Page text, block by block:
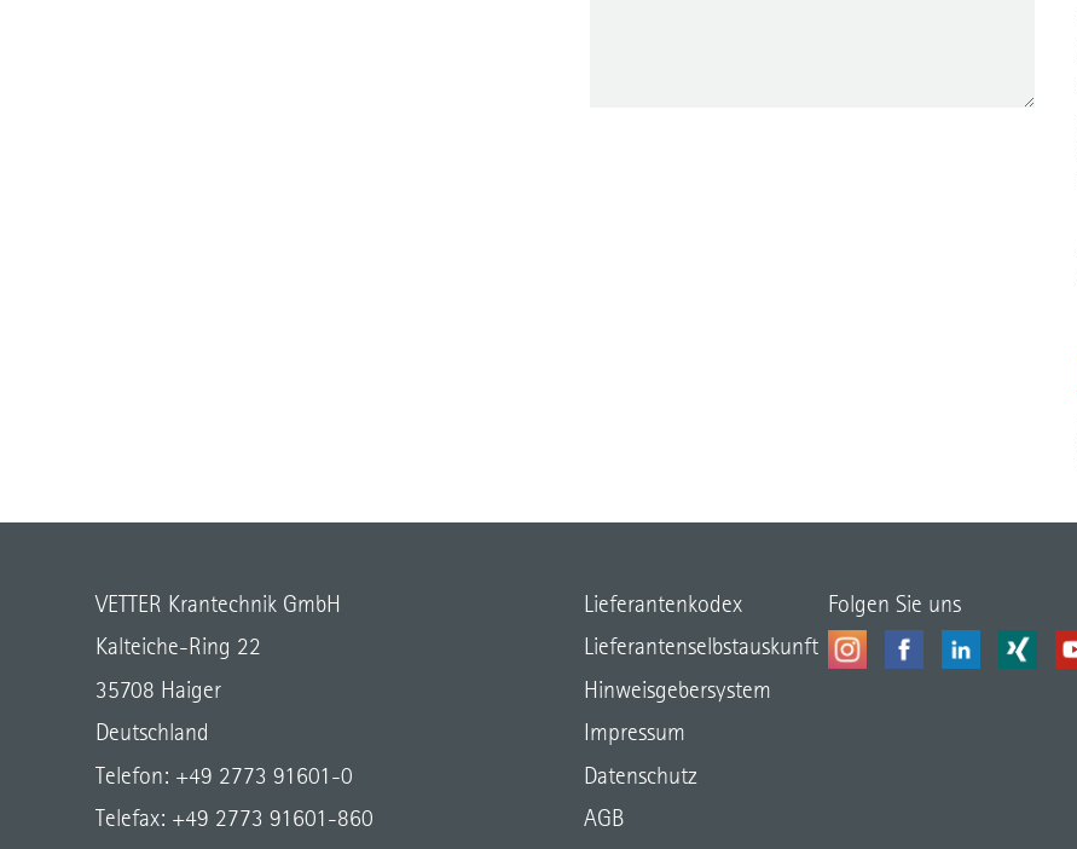
VETTER Krantechnik GmbH
Kalteiche-Ring 22
35708 Haiger
Deutschland
Telefon: +49 2773 91601-0
Telefax: +49 2773 91601-860
Lieferantenkodex
Lieferantenselbstauskunft
Hinweisgebersystem
Impressum
Datenschutz
AGB
Folgen Sie uns